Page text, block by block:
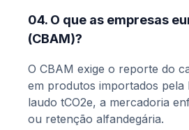
04. O que as empresas
(CBAM)?
O CBAM exige o reporte do
em produtos importados pela
laudo tCO2e, a mercadoria
ou retenção alfandegária.